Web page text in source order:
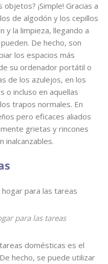
¡Simple! Gracias a
de algodón y los cepillos
y la limpieza, llegando a
De hecho, son
los espacios más
su ordenador portátil o
de los azulejos, en los
o incluso en aquellas
trapos normales. En
pero eficaces aliados
grietas y rincones
inalcanzables.
para las tareas
domésticas es el
hecho, se puede utilizar